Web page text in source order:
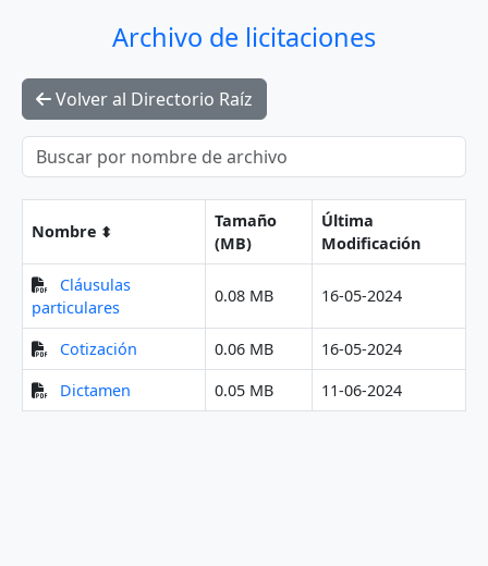
Archivo de licitaciones
Volver al Directorio Raíz
Nombre
Tamaño
(MB)
Última
Modificación
Cláusulas
particulares
0.08 MB 16-05-2024
Cotización 0.06 MB
16-05-2024
Dictamen
0.05 MB 11-06-2024